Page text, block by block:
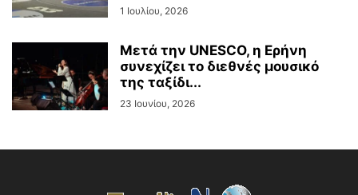
1 Ιουλίου, 2026
Μετά την UNESCO, η Ερήνη
συνεχίζει το διεθνές μουσικό
της ταξίδι...
23 Ιουνίου, 2026